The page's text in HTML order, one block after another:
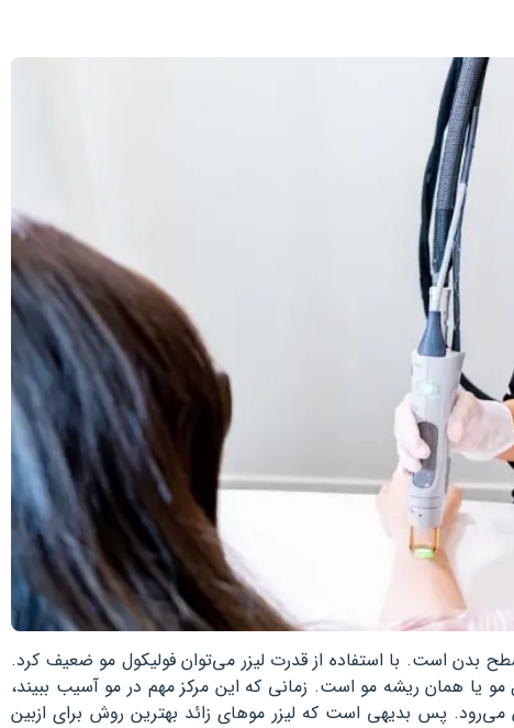
بدن است. با استفاده از قدرت لیزر می‌توان فولیکول مو ضعیف کرد.
یا همان ریشه مو است. زمانی که این مرکز مهم در مو آسیب ببیند،
پس بدیهی است که لیزر موهای زائد بهترین روش برای ازبین